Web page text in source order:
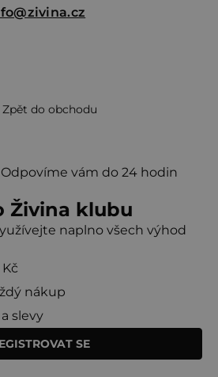
Zpět do obchodu
Odpovíme vám do 24 hodin
Živina klubu
naplno všech výhod
nákup
slevy
SE